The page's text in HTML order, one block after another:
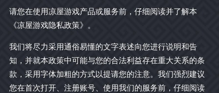
请您在使用凉屋游戏产品或服务前，仔细阅读并了解本
《凉屋游戏隐私政策》。
我们将尽力采用通俗易懂的文字表述向您进行说明和告
知，并就本政策中可能与您的合法利益存在重大关系的条
款，采用字体加粗的方式以提请您的注意。我们强烈建议
您在首次打开、注册账号、使用我们的服务前，仔细阅读